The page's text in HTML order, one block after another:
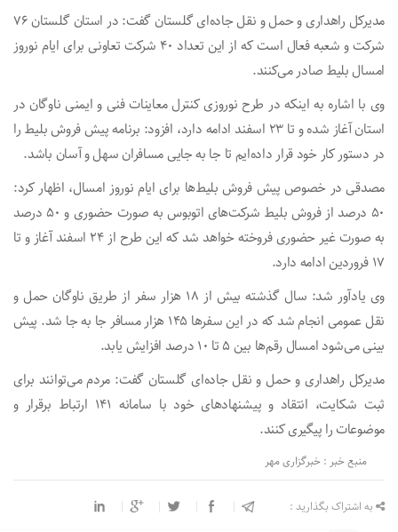
مدیرکل راهداری و حمل و نقل جاده‌ای گلستان گفت: در استان گلستان ۷۶
شرکت و شعبه فعال است که از این تعداد ۴۰ شرکت تعاونی برای ایام نوروز
امسال بلیط صادر می‌کنند.
وی با اشاره به اینکه در طرح نوروزی کنترل معاینات فنی و ایمنی ناوگان در
استان آغاز شده و تا ۲۳ اسفند ادامه دارد، افزود: برنامه پیش فروش بلیط را
در دستور کار خود قرار داده‌ایم تا جا به جایی مسافران سهل و آسان باشد.
مصدقی در خصوص پیش فروش بلیط‌ها برای ایام نوروز امسال، اظهار کرد:
۵۰ درصد از فروش بلیط شرکت‌های اتوبوس به صورت حضوری و ۵۰ درصد
به صورت غیر حضوری فروخته خواهد شد که این طرح از ۲۴ اسفند آغاز و تا
۱۷ فروردین ادامه دارد.
وی یادآور شد: سال گذشته بیش از ۱۸ هزار سفر از طریق ناوگان حمل و
نقل عمومی انجام شد که در این سفرها ۱۴۵ هزار مسافر جا به جا شد. پیش
بینی می‌شود امسال رقم‌ها بین ۵ تا ۱۰ درصد افزایش یابد.
مدیرکل راهداری و حمل و نقل جاده‌ای گلستان گفت: مردم می‌توانند برای
ثبت شکایت، انتقاد و پیشنهادهای خود با سامانه ۱۴۱ ارتباط برقرار و
موضوعات را پیگیری کنند.
منبع خبر : خبرگزاری مهر
به اشتراک بگذارید :